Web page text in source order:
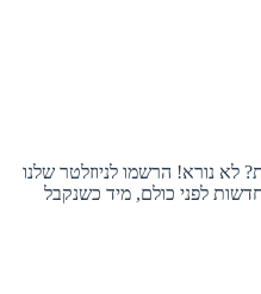
לא נורא! הרשמו לניוזלטר שלנו
לפני כולם, מיד כשנקבל